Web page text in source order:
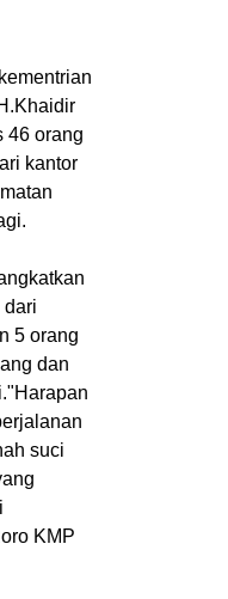
46 orang
kantor
dari
5 orang
dan
suci
KMP